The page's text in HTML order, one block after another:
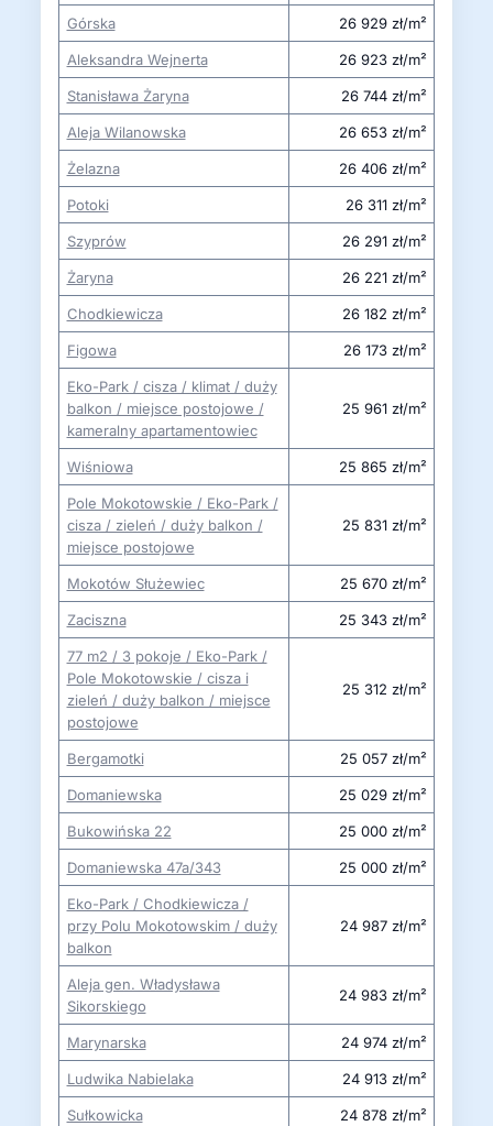
Górska 26 929 zł/m²
Aleksandra Wejnerta 26 923 zł/m²
Stanisława Żaryna 26 744 zł/m²
Aleja Wilanowska 26 653 zł/m²
Żelazna 26 406 zł/m²
Potoki 26 311 zł/m²
Szyprów 26 291 zł/m²
Żaryna 26 221 zł/m²
Chodkiewicza 26 182 zł/m²
Figowa 26 173 zł/m²
Eko-Park / cisza / klimat / duży
balkon / miejsce postojowe /
kameralny apartamentowiec
25 961 zł/m²
Wiśniowa 25 865 zł/m²
Pole Mokotowskie / Eko-Park /
cisza / zieleń / duży balkon /
miejsce postojowe
25 831 zł/m²
Mokotów Służewiec 25 670 zł/m²
Zaciszna 25 343 zł/m²
77 m2 / 3 pokoje / Eko-Park /
Pole Mokotowskie / cisza i
zieleń / duży balkon / miejsce
postojowe
25 312 zł/m²
Bergamotki 25 057 zł/m²
Domaniewska 25 029 zł/m²
Bukowińska 22 25 000 zł/m²
Domaniewska 47a/343 25 000 zł/m²
Eko-Park / Chodkiewicza /
przy Polu Mokotowskim / duży
balkon
24 987 zł/m²
Aleja gen. Władysława
Sikorskiego
24 983 zł/m²
Marynarska 24 974 zł/m²
Ludwika Nabielaka 24 913 zł/m²
Sułkowicka 24 878 zł/m²